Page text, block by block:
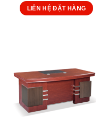
LIÊN HỆ ĐẶT HÀNG